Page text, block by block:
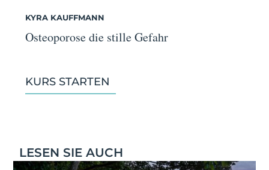
KYRA KAUFFMANN
Osteoporose die stille Gefahr
KURS STARTEN
LESEN SIE AUCH